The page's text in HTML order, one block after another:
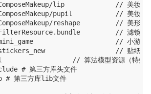
lip             // 美妆（
pupil           // 美妆（
reshape         // 美形
// 滤镜资
// 小游戏
// 贴纸路
// 算法模型资源（特效依
# 第三方库头文件
第三方库lib文件